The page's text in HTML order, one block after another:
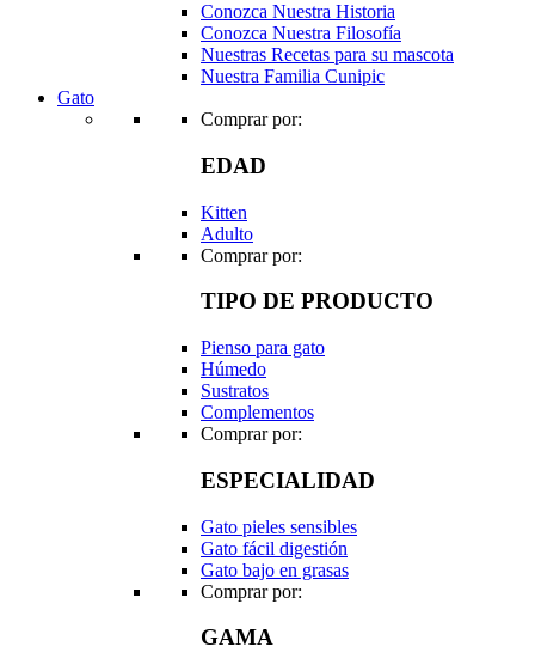
Conozca Nuestra Historia
Conozca Nuestra Filosofía
Nuestras Recetas para su mascota
Nuestra Familia Cunipic
Gato
Comprar por:
EDAD
Kitten
Adulto
Comprar por:
TIPO DE PRODUCTO
Pienso para gato
Húmedo
Sustratos
Complementos
Comprar por:
ESPECIALIDAD
Gato pieles sensibles
Gato fácil digestión
Gato bajo en grasas
Comprar por:
GAMA